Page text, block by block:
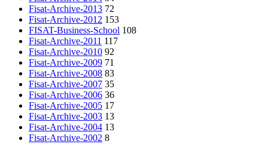
Fisat-Archive-2013 72
Fisat-Archive-2012 153
FISAT-Business-School 108
Fisat-Archive-2011 117
Fisat-Archive-2010 92
Fisat-Archive-2009 71
Fisat-Archive-2008 83
Fisat-Archive-2007 35
Fisat-Archive-2006 36
Fisat-Archive-2005 17
Fisat-Archive-2003 13
Fisat-Archive-2004 13
Fisat-Archive-2002 8